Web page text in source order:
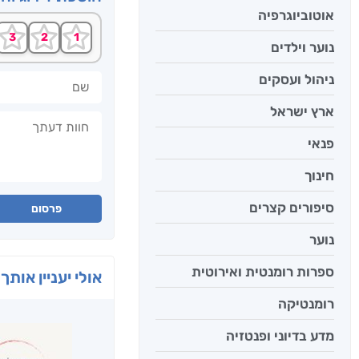
אוטוביוגרפיה
נוער וילדים
ניהול ועסקים
ארץ ישראל
פנאי
חינוך
סיפורים קצרים
נוער
ספרות רומנטית ואירוטית
רומנטיקה
מדע בדיוני ופנטזיה
פרסום
אולי יעניין